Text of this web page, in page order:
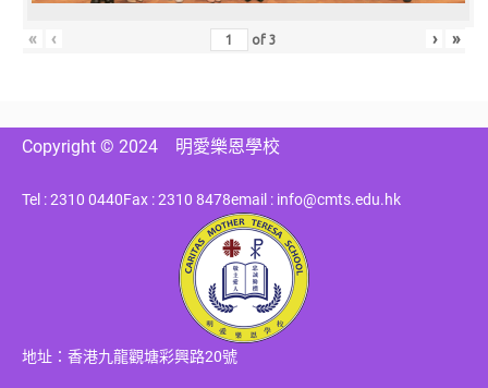
« ‹ of3 › »
Copyright © 2024 明愛樂恩學校
Tel : 2310 0440Fax : 2310 8478email : info@cmts.edu.hk
地址：香港九龍觀塘彩興路20號